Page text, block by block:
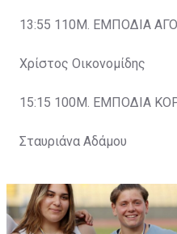
13:55 110Μ. ΕΜΠΟΔΙΑ
Χρίστος Οικονομίδης
15:15 100Μ. ΕΜΠΟΔΙΑ
Σταυριάνα Αδάμου